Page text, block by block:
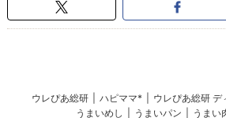
ウレぴあ総研 ハピママ* ウレぴあ総研 デ
うまいめし
うまいパン うまい